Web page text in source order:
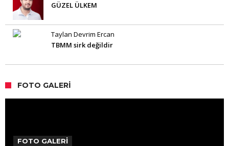
GÜZEL ÜLKEM
Taylan Devrim Ercan
TBMM sirk değildir
FOTO GALERI
FOTO GALERİ